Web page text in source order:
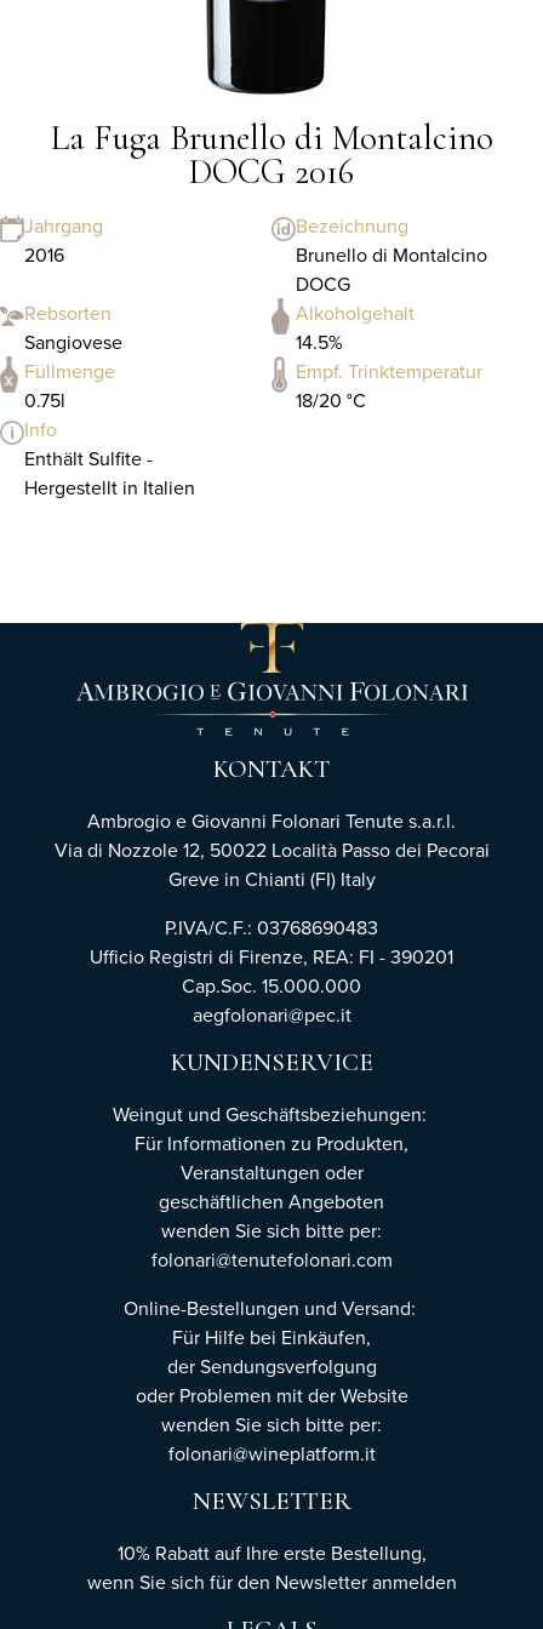
La Fuga Brunello di Montalcino
DOCG 2016
Jahrgang
2016
Bezeichnung
Brunello di Montalcino
DOCG
Rebsorten
Sangiovese
Alkoholgehalt
14.5%
Füllmenge
0.75l
Empf. Trinktemperatur
18/20 °C
Info
Enthält Sulfite -
Hergestellt in Italien
KONTAKT
Ambrogio e Giovanni Folonari Tenute s.a.r.l.
Via di Nozzole 12, 50022 Località Passo dei Pecorai
Greve in Chianti (FI) Italy
P.IVA/C.F.: 03768690483
Ufficio Registri di Firenze, REA: FI - 390201
Cap.Soc. 15.000.000
aegfolonari@pec.it
KUNDENSERVICE
Weingut und Geschäftsbeziehungen:
Für Informationen zu Produkten,
Veranstaltungen oder
geschäftlichen Angeboten
wenden Sie sich bitte per:
folonari@tenutefolonari.com
Online-Bestellungen und Versand:
Für Hilfe bei Einkäufen,
der Sendungsverfolgung
oder Problemen mit der Website
wenden Sie sich bitte per:
folonari@wineplatform.it
NEWSLETTER
10% Rabatt auf Ihre erste Bestellung,
wenn Sie sich für den Newsletteranmelden